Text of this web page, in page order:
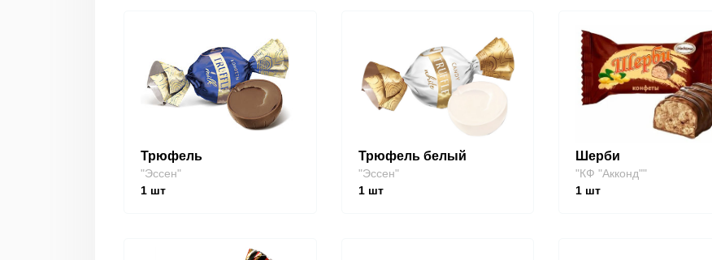
Трюфель
"Эссен"
1 шт
Трюфель белый
"Эссен"
1шт
Шерби
"КФ "Акконд""
1 шт